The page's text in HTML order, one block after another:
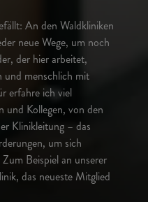
An den Waldkliniken
neue Wege, um noch
der hier arbeitet,
und menschlich mit
erfahre ich viel
und Kollegen, von den
Klinikleitung – das
um sich
Beispiel an unserer
das neueste Mitglied